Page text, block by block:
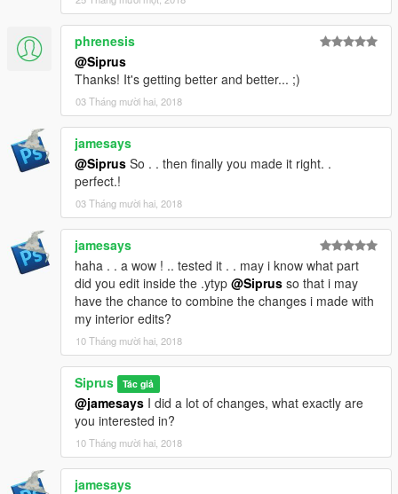
phrenesis
@Siprus
Thanks! It's getting better and better... ;)
03 Tháng mười hai, 2018
jamesays
@Siprus So . . then finally you made it right. .
perfect.!
03 Tháng mười hai, 2018
jamesays
haha . . a wow ! .. tested it . . may i know what part
did you edit inside the .ytyp @Siprus so that i may
have the chance to combine the changes i made with
my interior edits?
10 Tháng mười hai, 2018
Siprus Tác giả
@jamesays I did a lot of changes, what exactly are
you interested in?
10 Tháng mười hai, 2018
jamesays